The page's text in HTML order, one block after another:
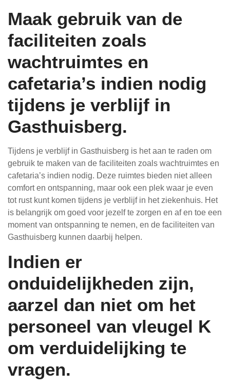
Maak gebruik van de
faciliteiten zoals
wachtruimtes en
cafetaria’s indien nodig
tijdens je verblijf in
Gasthuisberg.
Tijdens je verblijf in Gasthuisberg is het aan te raden om
gebruik te maken van de faciliteiten zoals wachtruimtes en
cafetaria’s indien nodig. Deze ruimtes bieden niet alleen
comfort en ontspanning, maar ook een plek waar je even
tot rust kunt komen tijdens je verblijf in het ziekenhuis. Het
is belangrijk om goed voor jezelf te zorgen en af en toe een
moment van ontspanning te nemen, en de faciliteiten van
Gasthuisberg kunnen daarbij helpen.
Indien er
onduidelijkheden zijn,
aarzel dan niet om het
personeel van vleugel K
om verduidelijking te
vragen.